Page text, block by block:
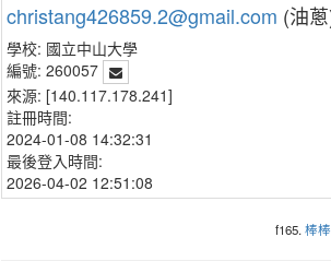
christang426859.2@gmail.com (油
學校: 國立中山大學
編號: 260057
來源: [140.117.178.241]
註冊時間:
2024-01-08 14:32:31
最後登入時間:
2026-04-02 12:51:08
f165.棒